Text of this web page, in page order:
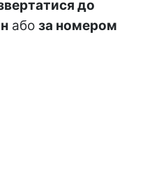
до
або за номером